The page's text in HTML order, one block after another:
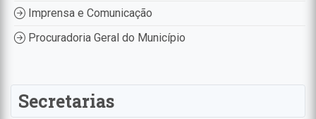
Imprensa e Comunicação
Procuradoria Geral do Município
Secretarias